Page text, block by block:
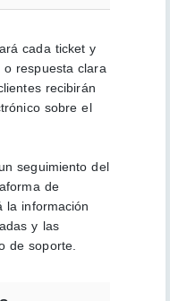
cada ticket y
respuesta clara
recibirán
sobre el
seguimiento del
de
la información
y las
de soporte.